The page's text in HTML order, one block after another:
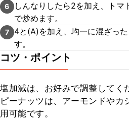
6
しんなりしたら2を加え、トマ
で炒めます。
7
4と(A)を加え、均一に混ざっ
す。
コツ・ポイント
塩加減は、お好みで調整してく
ピーナッツは、アーモンドやカ
用可能です。